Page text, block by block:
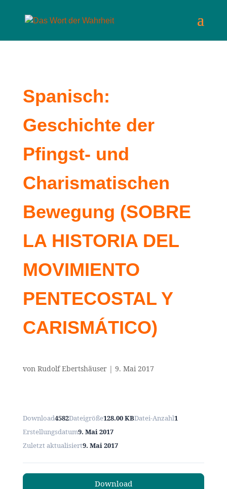
Spanisch:
Geschichte der
Pfingst- und
Charismatischen
Bewegung (SOBRE
LA HISTORIA DEL
MOVIMIENTO
PENTECOSTAL Y
CARISMÁTICO)
von Rudolf Ebertshäuser| 9. Mai 2017
Download4582Dateigröße128.00 KBDatei-Anzahl1
Erstellungsdatum9. Mai 2017
Zuletzt aktualisiert9. Mai 2017
Download